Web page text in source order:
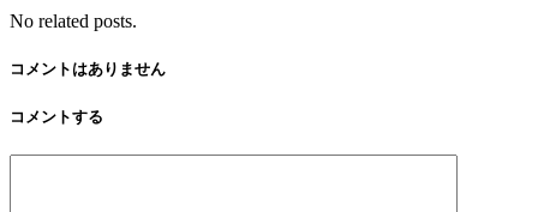
No related posts.
コメントはありません
コメントする